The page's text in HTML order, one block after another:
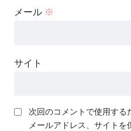
メール ※
サイト
次回のコメントで使用する
メールアドレス、サイトを